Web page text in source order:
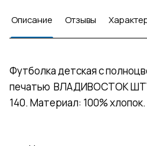
Описание Отзывы
Футболка детская с
печатью ВЛАДИВОСТОК
140. Материал: 100%